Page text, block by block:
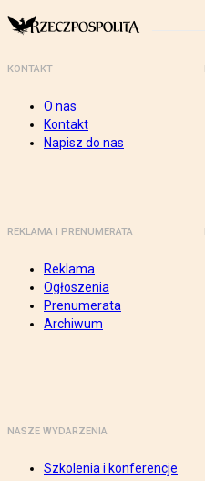
KONTAKT
O nas
Kontakt
Napisz do nas
REKLAMA I PRENUMERATA
Reklama
Ogłoszenia
Prenumerata
Archiwum
NASZE WYDARZENIA
Szkolenia i konferencje